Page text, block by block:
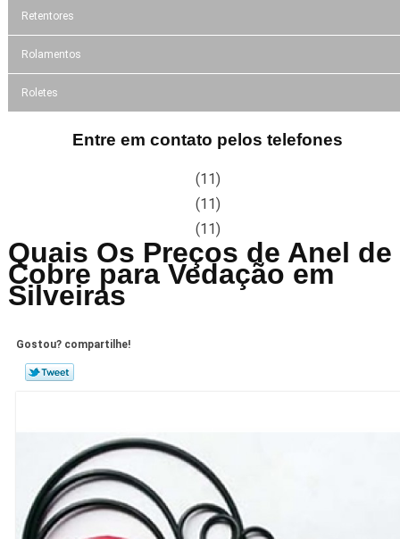
Retentores
Rolamentos
Roletes
Entre em contato pelos telefones
(11)
(11)
(11)
Quais Os Preços de Anel de
Cobre para Vedação em
Silveiras
Gostou? compartilhe!